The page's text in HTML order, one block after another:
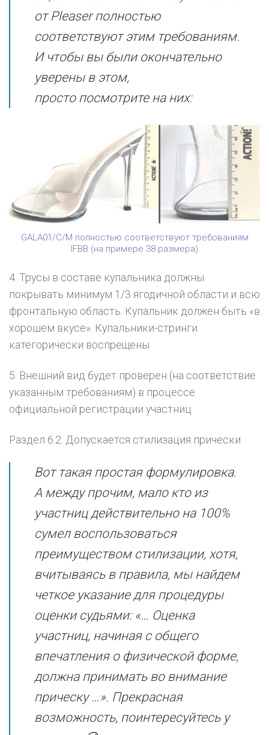
от Pleaser полностью
соответствуют этим требованиям.
И чтобы вы были окончательно
уверены в этом,
просто посмотрите на них:
GALA01/C/M полностью соответствуют требованиям
IFBB (на примере 38 размера)
4. Трусы в составе купальника должны
покрывать минимум 1/3 ягодичной области и всю
фронтальную область. Купальник должен быть «в
хорошем вкусе». Купальники-стринги
категорически воспрещены
5. Внешний вид будет проверен (на соответствие
указанным требованиям) в процессе
официальной регистрации участниц
Раздел 6.2. Допускается стилизация прически
Вот такая простая формулировка.
А между прочим, мало кто из
участниц действительно на 100%
сумел воспользоваться
преимуществом стилизации, хотя,
вчитываясь в правила, мы найдем
четкое указание для процедуры
оценки судьями: «… Оценка
участниц, начиная с общего
впечатления о физической форме,
должна принимать во внимание
прическу …». Прекрасная
возможность, поинтересуйтесь у